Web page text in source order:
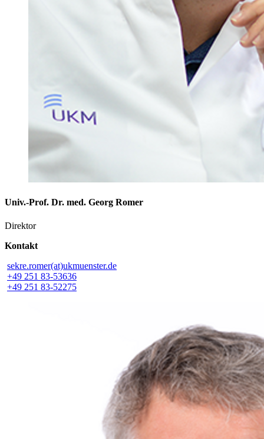
Univ.-Prof. Dr. med. Georg Romer
Direktor
Kontakt
sekre.romer(at)ukmuenster.de
+49 251 83-53636
+49 251 83-52275